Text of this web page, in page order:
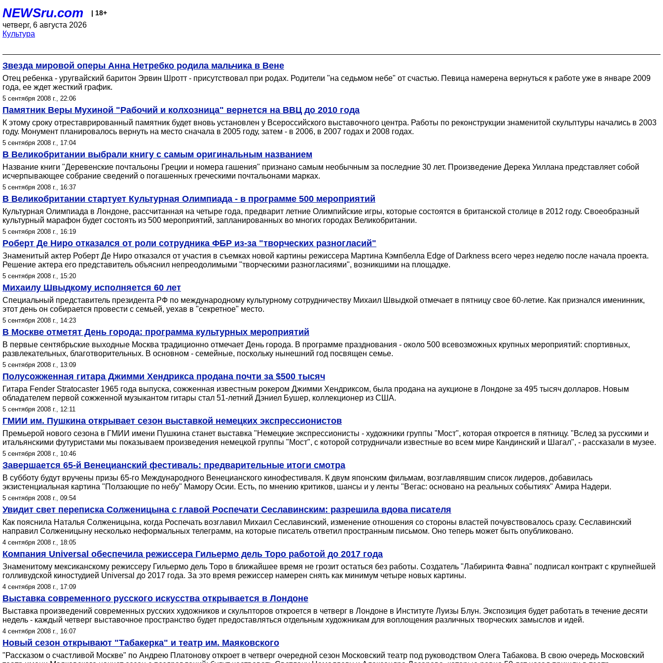
NEWSru.com | 18+
четверг, 6 августа 2026
Культура
Звезда мировой оперы Анна Нетребко родила мальчика в Вене
Отец ребенка - уругвайский баритон Эрвин Шротт - присутствовал при родах. Родители "на седьмом небе" от счастью. Певица намерена вернуться к работе уже в январе 2009
года, ее ждет жесткий график.
5 сентября 2008 г., 22:06
Памятник Веры Мухиной "Рабочий и колхозница" вернется на ВВЦ до 2010 года
К этому сроку отреставрированный памятник будет вновь установлен у Всероссийского выставочного центра. Работы по реконструкции знаменитой скульптуры начались в 2003
году. Монумент планировалось вернуть на место сначала в 2005 году, затем - в 2006, в 2007 годах и 2008 годах.
5 сентября 2008 г., 17:04
В Великобритании выбрали книгу с самым оригинальным названием
Название книги "Деревенские почтальоны Греции и номера гашения" признано самым необычным за последние 30 лет. Произведение Дерека Уиллана представляет собой
исчерпывающее собрание сведений о погашенных греческими почтальонами марках.
5 сентября 2008 г., 16:37
В Великобритании стартует Культурная Олимпиада - в программе 500 мероприятий
Культурная Олимпиада в Лондоне, рассчитанная на четыре года, предварит летние Олимпийские игры, которые состоятся в британской столице в 2012 году. Своеобразный
культурный марафон будет состоять из 500 мероприятий, запланированных во многих городах Великобритании.
5 сентября 2008 г., 16:19
Роберт Де Ниро отказался от роли сотрудника ФБР из-за "творческих разногласий"
Знаменитый актер Роберт Де Ниро отказался от участия в съемках новой картины режиссера Мартина Кэмпбелла Edge of Darkness всего через неделю после начала проекта.
Решение актера его представитель объяснил непреодолимыми "творческими разногласиями", возникшими на площадке.
5 сентября 2008 г., 15:20
Михаилу Швыдкому исполняется 60 лет
Специальный представитель президента РФ по международному культурному сотрудничеству Михаил Швыдкой отмечает в пятницу свое 60-летие. Как признался именинник,
этот день он собирается провести с семьей, уехав в "секретное" место.
5 сентября 2008 г., 14:23
В Москве отметят День города: программа культурных мероприятий
В первые сентябрьские выходные Москва традиционно отмечает День города. В программе празднования - около 500 всевозможных крупных мероприятий: спортивных,
развлекательных, благотворительных. В основном - семейные, поскольку нынешний год посвящен семье.
5 сентября 2008 г., 13:09
Полусожженная гитара Джимми Хендрикса продана почти за $500 тысяч
Гитара Fender Stratocaster 1965 года выпуска, сожженная известным рокером Джимми Хендриксом, была продана на аукционе в Лондоне за 495 тысяч долларов. Новым
обладателем первой сожженной музыкантом гитары стал 51-летний Дэниел Бушер, коллекционер из США.
5 сентября 2008 г., 12:11
ГМИИ им. Пушкина открывает сезон выставкой немецких экспрессионистов
Премьерой нового сезона в ГМИИ имени Пушкина станет выставка "Немецкие экспрессионисты - художники группы "Мост", которая откроется в пятницу. "Вслед за русскими и
итальянскими футуристами мы показываем произведения немецкой группы "Мост", с которой сотрудничали известные во всем мире Кандинский и Шагал", - рассказали в музее.
5 сентября 2008 г., 10:46
Завершается 65-й Венецианский фестиваль: предварительные итоги смотра
В субботу будут вручены призы 65-го Международного Венецианского кинофестиваля. К двум японским фильмам, возглавлявшим список лидеров, добавилась
экзистенциальная картина "Ползающие по небу" Мамору Оcии. Есть, по мнению критиков, шансы и у ленты "Вегас: основано на реальных событиях" Амира Надери.
5 сентября 2008 г., 09:54
Увидит свет переписка Солженицына с главой Роспечати Сеславинским: разрешила вдова писателя
Как пояснила Наталья Солженицына, когда Роспечать возглавил Михаил Сеславинский, изменение отношения со стороны властей почувствовалось сразу. Сеславинский
направил Солженицыну несколько неформальных телеграмм, на которые писатель ответил пространным письмом. Оно теперь может быть опубликовано.
4 сентября 2008 г., 18:05
Компания Universal обеспечила режиссера Гильермо дель Торо работой до 2017 года
Знаменитому мексиканскому режиссеру Гильермо дель Торо в ближайшее время не грозит остаться без работы. Создатель "Лабиринта Фавна" подписал контракт с крупнейшей
голливудской киностудией Universal до 2017 года. За это время режиссер намерен снять как минимум четыре новых картины.
4 сентября 2008 г., 17:09
Выставка современного русского искусства открывается в Лондоне
Выставка произведений современных русских художников и скульпторов откроется в четверг в Лондоне в Институте Луизы Блун. Экспозиция будет работать в течение десяти
недель - каждый четверг выставочное пространство будет предоставляться отдельным художникам для воплощения различных творческих замыслов и идей.
4 сентября 2008 г., 16:07
Новый сезон открывают "Табакерка" и театр им. Маяковского
"Рассказом о счастливой Москве" по Андрею Платонову откроет в четверг очередной сезон Московский театр под руководством Олега Табакова. В свою очередь Московский